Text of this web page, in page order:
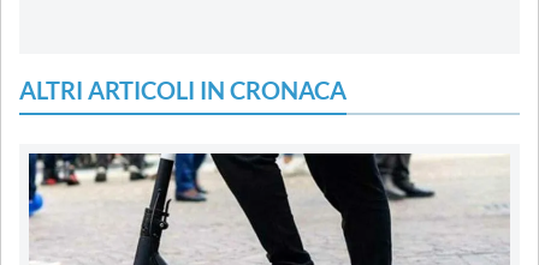
ALTRI ARTICOLI IN CRONACA